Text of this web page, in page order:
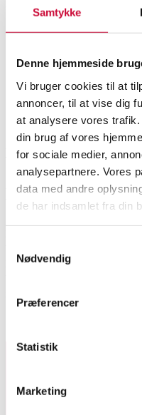
Samtykke
Denne hjemmeside
Vi bruger cookies til at
annoncer, til at vise dig
at analysere vores
din brug af vores
for sociale medier,
analysepartnere. Vores
data med andre
de har indsamlet fra din
Nødvendig
Præferencer
Statistik
Marketing
Loftslamper
Poul
30'erne
SHOWROOM
Vejle
VURDERING
DKK 62.000
Beskrivelse
bruneret messing, monteret
Fremstillet af Louis Poulsen i
Tilmeld dig vores